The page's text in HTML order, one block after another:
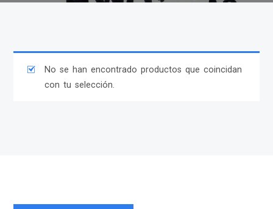
No se han encontrado productos que coincidan
con tu selección.